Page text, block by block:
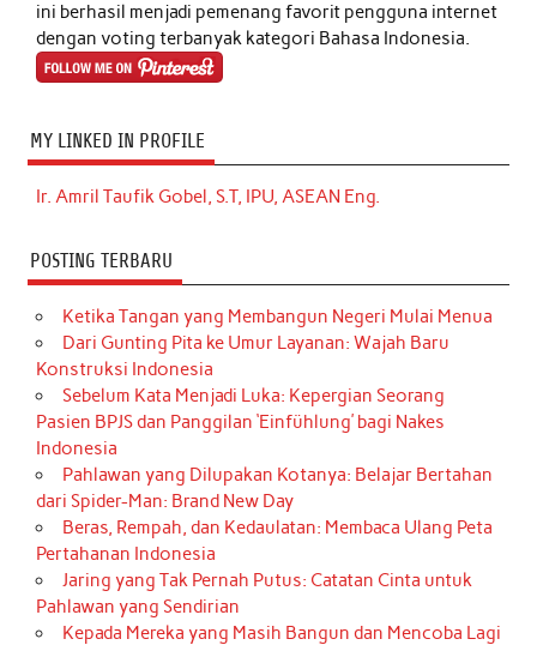
ini berhasil menjadi pemenang favorit pengguna internet
dengan voting terbanyak kategori Bahasa Indonesia.
MY LINKED IN PROFILE
Ir. Amril Taufik Gobel, S.T, IPU, ASEAN Eng.
POSTING TERBARU
Ketika Tangan yang Membangun Negeri Mulai Menua
Dari Gunting Pita ke Umur Layanan: Wajah Baru
Konstruksi Indonesia
Sebelum Kata Menjadi Luka: Kepergian Seorang
Pasien BPJS dan Panggilan ‘Einfühlung’ bagi Nakes
Indonesia
Pahlawan yang Dilupakan Kotanya: Belajar Bertahan
dari Spider-Man: Brand New Day
Beras, Rempah, dan Kedaulatan: Membaca Ulang Peta
Pertahanan Indonesia
Jaring yang Tak Pernah Putus: Catatan Cinta untuk
Pahlawan yang Sendirian
Kepada Mereka yang Masih Bangun dan Mencoba Lagi